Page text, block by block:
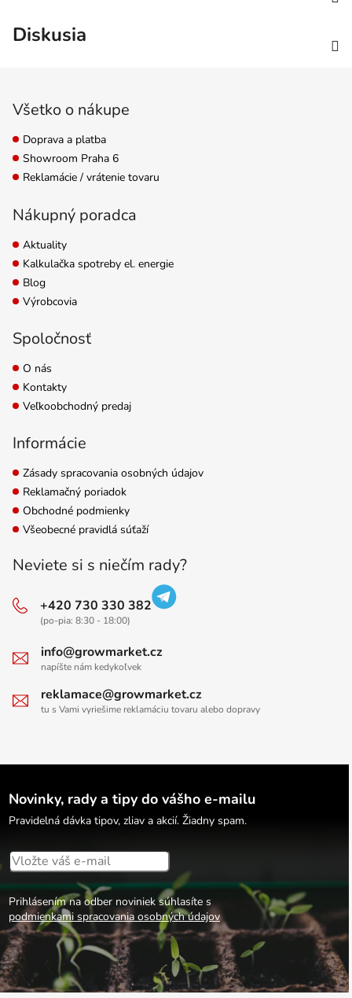
Diskusia
Všetko o nákupe
Doprava a platba
Showroom Praha 6
Reklamácie / vrátenie tovaru
Nákupný poradca
Aktuality
Kalkulačka spotreby el. energie
Blog
Výrobcovia
Spoločnosť
O nás
Kontakty
Veľkoobchodný predaj
Informácie
Zásady spracovania osobných údajov
Reklamačný poriadok
Obchodné podmienky
Všeobecné pravidlá súťaží
Neviete si s niečím rady?
+420 730 330 382
(po-pia: 8:30 - 18:00)
info@growmarket.cz
napíšte nám kedykoľvek
reklamace@growmarket.cz
tu s Vami vyriešime reklamáciu tovaru alebo dopravy
Novinky, rady a tipy do vášho e-mailu
Pravidelná dávka tipov, zliav a akcií. Žiadny spam.
Prihlásením na odber noviniek súhlasíte s
podmienkami spracovania osobných údajov